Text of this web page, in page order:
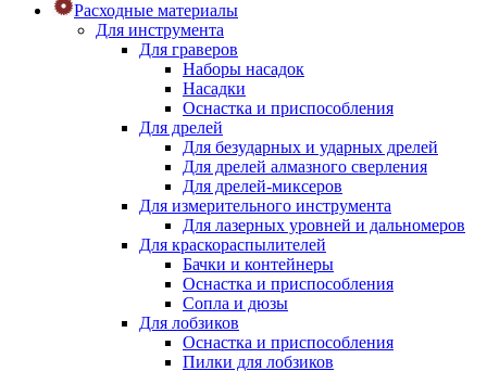
Расходные материалы
Для инструмента
Для граверов
Наборы насадок
Насадки
Оснастка и приспособления
Для дрелей
Для безударных и ударных дрелей
Для дрелей алмазного сверления
Для дрелей-миксеров
Для измерительного инструмента
Для лазерных уровней и дальномеров
Для краскораспылителей
Бачки и контейнеры
Оснастка и приспособления
Сопла и дюзы
Для лобзиков
Оснастка и приспособления
Пилки для лобзиков